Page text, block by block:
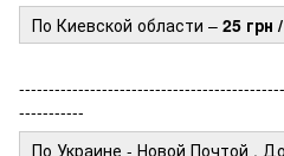
По Киевской области – 25 грн
-----------
По Украине - Новой Почтой .